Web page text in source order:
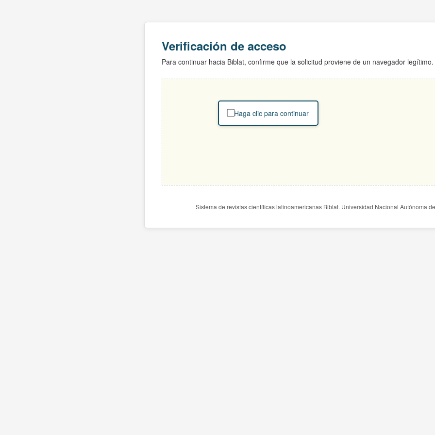
Verificación de acceso
Para continuar hacia Biblat, confirme que la solicitud proviene de un navegador legítimo.
Haga clic para continuar
Sistema de revistas científicas latinoamericanas Biblat. Universidad Nacional Autónoma